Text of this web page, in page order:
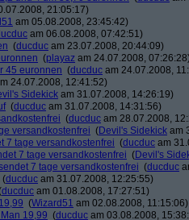
21:05:17)
am 05.08.2008, 23:45:42)
am 06.08.2008, 07:42:51)
(ducduc am 23.07.2008, 20:44:09)
(playaz am 24.07.2008,
45 euronnen (ducduc am 24.07.2008,
24.07.2008, 12:41:52)
Sidekick am 31.07.2008, 14:26:19)
(ducduc am 31.07.2008, 14:31:56)
(ducduc am 28.07.2008,
versandkostenfrei (Devil's Sidekick am
7 tage versandkostenfrei (ducduc am
7 tage versandkostenfrei (Devil's
7 tage versandkostenfrei (ducduc
(ducduc am 31.07.2008, 12:25:55)
ducduc am 01.08.2008, 17:27:51)
(Wizard51 am 02.08.2008, 11:15:06)
19,99 (ducduc am 03.08.2008,